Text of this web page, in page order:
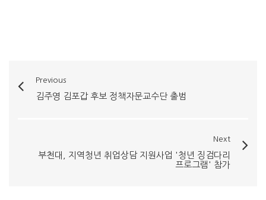
Previous
김주영 김포갑 후보 정책자문교수단 출범
Next
부천대, 지역청년 취업상담 지원사업 '청년 징검다리
프로그램' 참가